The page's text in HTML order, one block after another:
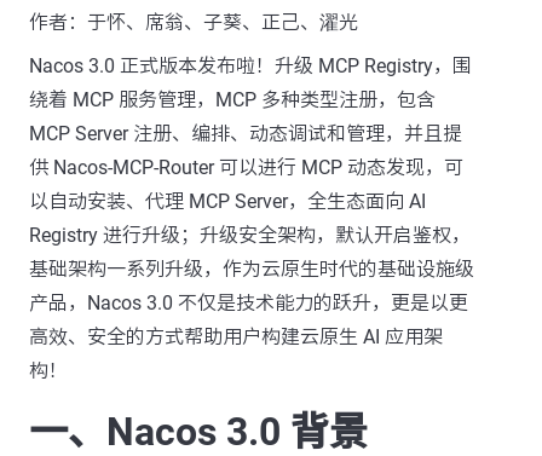
作者：于怀、席翁、子葵、正己、濯光
Nacos 3.0 正式版本发布啦！升级 MCP Registry，围
绕着 MCP 服务管理，MCP 多种类型注册，包含
MCP Server 注册、编排、动态调试和管理，并且提
供 Nacos-MCP-Router 可以进行 MCP 动态发现，可
以自动安装、代理 MCP Server，全生态面向 AI
Registry 进行升级；升级安全架构，默认开启鉴权，
基础架构一系列升级，作为云原生时代的基础设施级
产品，Nacos 3.0 不仅是技术能力的跃升，更是以更
高效、安全的方式帮助用户构建云原生 AI 应用架
构！
一、Nacos 3.0 背景